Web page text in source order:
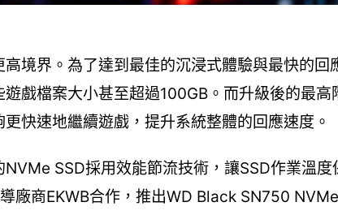
境界。為了達到最佳的沉浸式體驗與最快的回
戲檔案大小甚至超過100GB。而升級後的最
快速地繼續遊戲，提升系統整體的回應速度。
SSD採用效能節流技術，讓SSD作業溫
廠商EKWB合作，推出WD Black SN750